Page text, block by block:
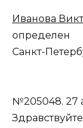
Иванова
определен
Санкт-
№205048. 27